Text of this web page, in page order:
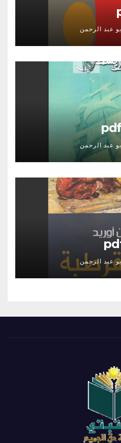
أبو عبد الرحمن
أبو عبد الرحمن
أبو عبد الرحمن